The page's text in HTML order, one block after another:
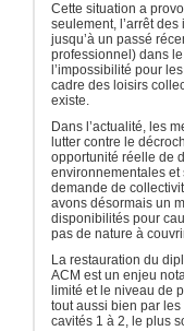
Cette situation a
seulement, l’arrêt
jusqu’à un passé
professionnel) dans
l’impossibilité pour
cadre des loisirs
existe.
Dans l’actualité, les
lutter contre le
opportunité réelle de
environnementales
demande de
avons désormais un
disponibilités pour
pas de nature à
La restauration du
ACM est un enjeu
limité et le niveau de
tout aussi bien par
cavités 1 à 2, le plus